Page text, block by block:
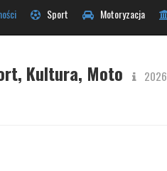
Sport Motoryzacja
Kultura, Moto